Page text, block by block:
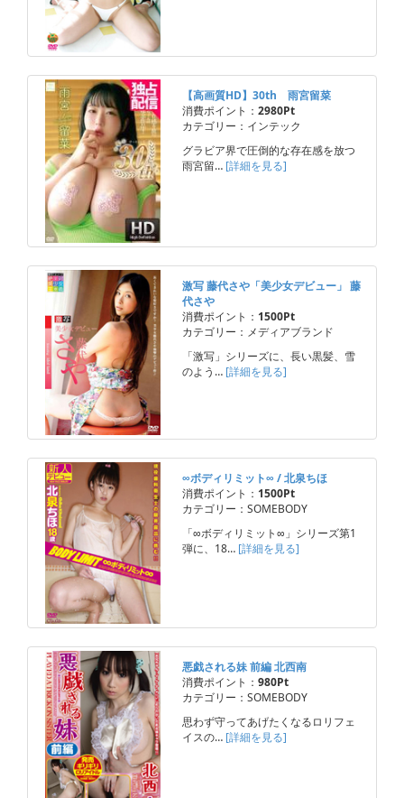
【高画質HD】30th 雨宮留菜
消費ポイント： 2980Pt
カテゴリー：インテック
グラビア界で圧倒的な存在感を放つ
雨宮留… [詳細を見る]
激写 藤代さや「美少女デビュー」 藤
代さや
消費ポイント： 1500Pt
カテゴリー：メディアブランド
「激写」シリーズに、長い黒髪、雪
のよう… [詳細を見る]
∞ボディリミット∞ / 北泉ちほ
消費ポイント： 1500Pt
カテゴリー：SOMEBODY
「∞ボディリミット∞」シリーズ第1
弾に、18… [詳細を見る]
悪戯される妹 前編 北西南
消費ポイント： 980Pt
カテゴリー：SOMEBODY
思わず守ってあげたくなるロリフェ
イスの… [詳細を見る]